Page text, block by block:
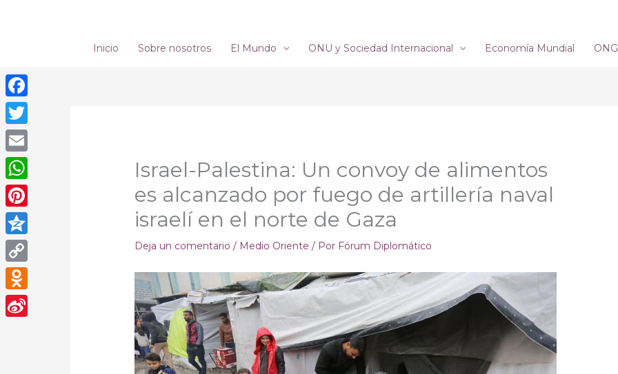
Inicio Sobre nosotros El Mundo ONU y Sociedad Internacional Economía Mundial
Israel-Palestina: Un convoy de alimentos
es alcanzado por fuego de artillería naval
israelí en el norte de Gaza
Deja un comentario / Medio Oriente / Por Fórum Diplomático
Facebook
Twitter
Email
WhatsApp
Pinterest
Qzone
Copy
Link
Odnoklassniki